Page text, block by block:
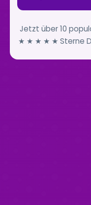
Jetzt über 10
★ ★ ★ ★ ★ Sterne